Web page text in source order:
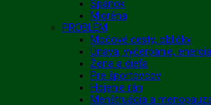
Spánok
Migréna
PROBLÉM
Močové cesty, obličky
Únava, vyčerpanie, energia
Žena a dieťa
Pre športovcov
Hojenie rán
Menštruácia a